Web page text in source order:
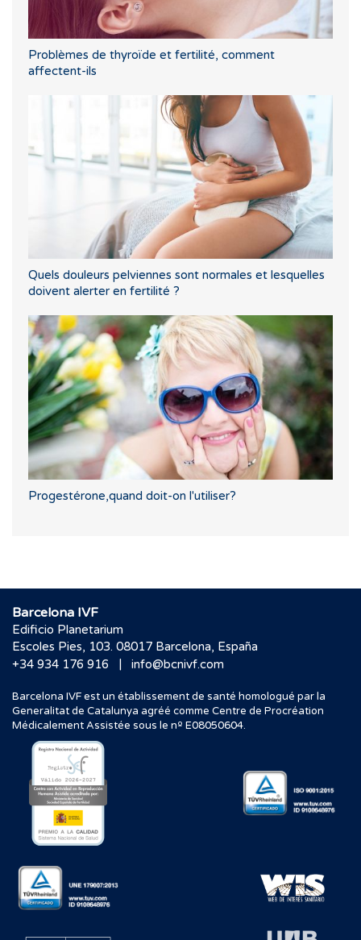
Problèmes de thyroïde et fertilité, comment
affectent-ils
Quels douleurs pelviennes sont normales et lesquelles
doivent alerter en fertilité ?
Progestérone,quand doit-on l'utiliser?
Barcelona IVF
Edificio Planetarium
Escoles Pies, 103. 08017 Barcelona, España
+34 934 176 916
| info@bcnivf.com
Barcelona IVF est un établissement de santé homologué par la
Generalitat de Catalunya agréé comme Centre de Procréation
Médicalement Assistée sous le nº E08050604.